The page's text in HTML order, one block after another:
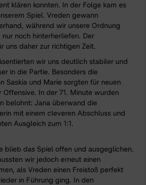
klären konnten. In der Folge kam es
Spiel. Vreden gewann
während wir unsere Ordnung
noch hinterherliefen. Der
uns daher zur richtigen Zeit.
wir uns deutlich stabiler und
in die Partie. Besonders die
Saskia und Marie sorgten für neuen
Offensive. In der 71. Minute wurden
belohnt: Jana überwand die
mit einem cleveren Abschluss und
Ausgleich zum 1:1.
blieb das Spiel offen und ausgeglichen.
wir jedoch erneut einen
als Vreden einen Freistoß perfekt
in Führung ging. In den